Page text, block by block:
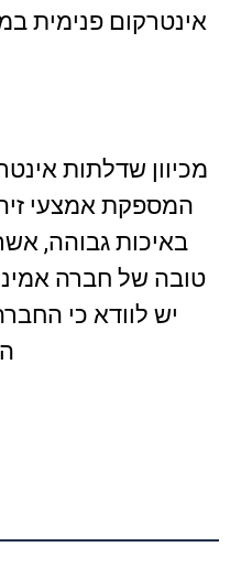
אינטרקום פנימית
מכיוון שדלתות
המספקת אמצעי
באיכות גבוהה,
טובה של חברה
יש לוודא כי